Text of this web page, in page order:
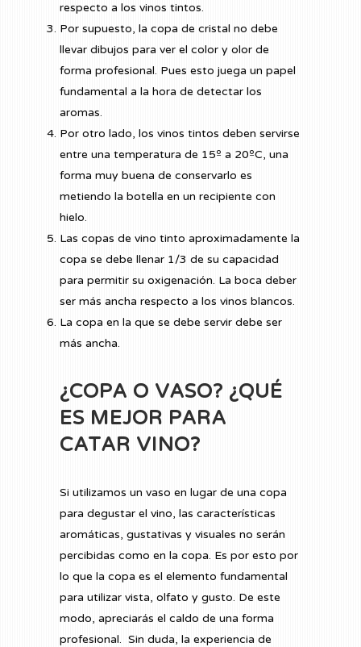
respecto a los vinos tintos.
Por supuesto, la copa de cristal no debe
llevar dibujos para ver el color y olor de
forma profesional. Pues esto juega un papel
fundamental a la hora de detectar los
aromas.
Por otro lado, los vinos tintos deben servirse
entre una temperatura de 15º a 20ºC, una
forma muy buena de conservarlo es
metiendo la botella en un recipiente con
hielo.
Las copas de vino tinto aproximadamente la
copa se debe llenar 1/3 de su capacidad
para permitir su oxigenación. La boca deber
ser más ancha respecto a los vinos blancos.
La copa en la que se debe servir debe ser
más ancha.
¿COPA O VASO? ¿QUÉ
ES MEJOR PARA
CATAR VINO?
Si utilizamos un vaso en lugar de una copa
para degustar el vino, las características
aromáticas, gustativas y visuales no serán
percibidas como en la copa. Es por esto por
lo que la copa es el elemento fundamental
para utilizar vista, olfato y gusto. De este
modo, apreciarás el caldo de una forma
profesional. Sin duda, la experiencia de